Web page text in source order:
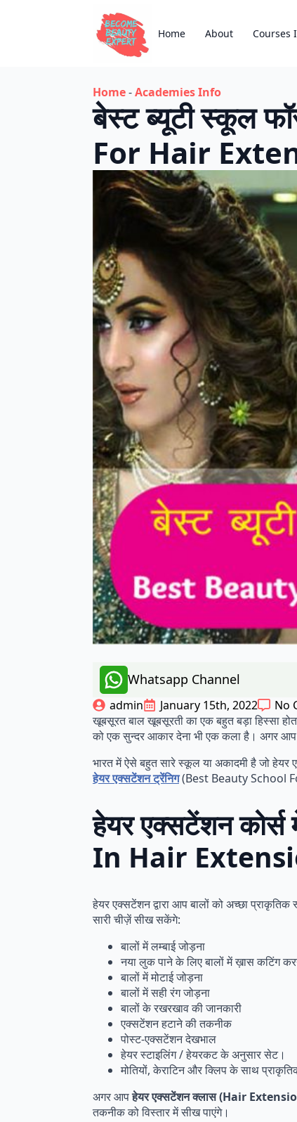
Home About Courses
Home-Academies Info
बेस्ट ब्यूटी स्कूल
For Hair
Whatsapp Channel
admin
January 15th, 2022
No
खूबसूरत बाल खूबसूरती का एक बहुत बड़ा हिस्सा
को एक सुन्दर आकार देना भी एक कला है। अगर आप
भारत में ऐसे बहुत सारे स्कूल या अकादमी है जो
हेयर एक्सटेंशन ट्रेंनिग(Best Beauty School
हेयर एक्सटेंशन
In Hair
हेयर एक्सटेंशन द्वारा आप बालों को अच्छा
सारी चीज़ें सीख सकेंगे:
बालों में लम्बाई जोड़ना
नया लुक पाने के लिए बालों में ख़ास कटिंग
बालों में मोटाई जोड़ना
बालों में सही रंग जोड़ना
बालों के रखरखाव की जानकारी
एक्सटेंशन हटाने की तकनीक
पोस्ट-एक्सटेंशन देखभाल
हेयर स्टाइलिंग / हेयरकट के अनुसार सेट।
मोतियों, केराटिन और क्लिप के साथ
अगर आपहेयरएक्सटेंशनक्लास (Hair
तकनीक को विस्तार में सीख पाएंगे।